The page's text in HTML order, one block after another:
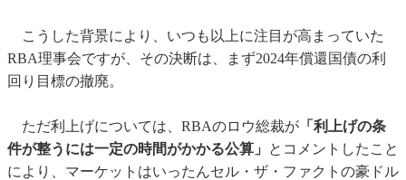
こうした背景により、いつも以上に注目が高まっていた
RBA理事会ですが、その決断は、まず2024年償還国債の利
回り目標の撤廃。
ただ利上げについては、RBAのロウ総裁が 「利上げの条
件が整うには一定の時間がかかる公算」
とコメントしたこと
により、マーケットはいったんセル・ザ・ファクトの豪ドル